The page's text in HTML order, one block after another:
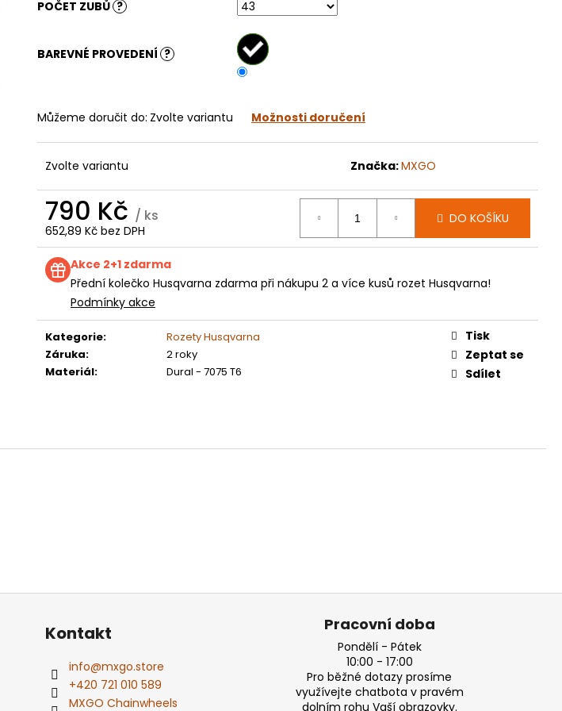
POČET ZUBŮ ?
BAREVNÉ PROVEDENÍ ?
Můžeme doručit do: Zvolte variantu Možnosti doručení
Zvolte variantu Značka:MXGO
790 Kč / ks
652,89 Kč bez DPH
Měrná
cena:
DO KOŠÍKU
Akce 2+1 zdarma
Přední kolečko Husqvarna zdarma při nákupu 2 a více kusů rozet Husqvarna!
Podmínky akce
Kategorie:
Rozety Husqvarna
Záruka:
2 roky
Materiál: Dural - 7075 T6
Tisk
Zeptat se
Sdílet
(22-24) E250
KOLEČKO TM E2070
Kontakt
info@mxgo.store
+420 721 010 589
MXGO Chainwheels
Pracovní doba
Pondělí - Pátek
10:00 - 17:00
Pro běžné dotazy prosíme
využívejte chatbota v pravém
dolním rohu Vaší obrazovky.